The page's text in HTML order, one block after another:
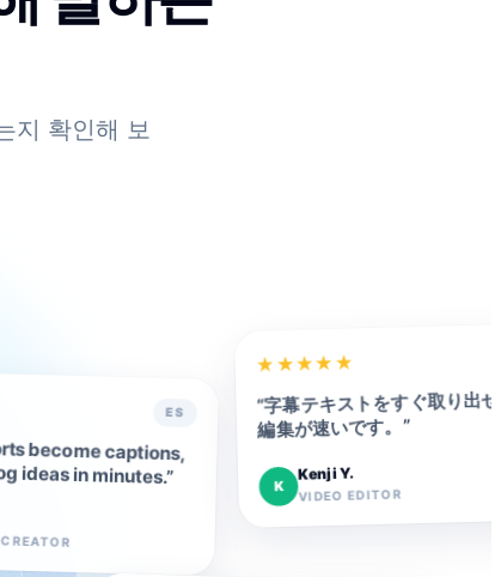
지 확인해 보
ES
become captions,
ideas in minutes.”
★ ★★★ ★
“字幕テキストをすぐ取り出
編集が速いです。 ”
K
Kenji Y.
VIDEO EDITOR